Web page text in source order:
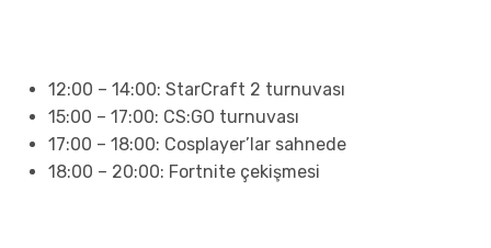
12:00 – 14:00: StarCraft 2 turnuvası
15:00 – 17:00: CS:GO turnuvası
17:00 – 18:00: Cosplayer’lar sahnede
18:00 – 20:00: Fortnite çekişmesi